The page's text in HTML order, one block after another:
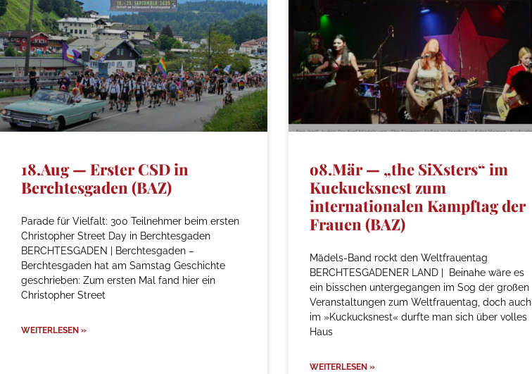
18.Aug — Erster CSD in
Berchtesgaden (BAZ)
Parade für Vielfalt: 300 Teilnehmer beim ersten
Christopher Street Day in Berchtesgaden
BERCHTESGADEN | Berchtesgaden –
Berchtesgaden hat am Samstag Geschichte
geschrieben: Zum ersten Mal fand hier ein
Christopher Street
WEITERLESEN »
o8.Mär — „the SiXsters“ im
Kuckucksnest zum
internationalen Kampftag der
Frauen (BAZ)
Mädels-Band rockt den Weltfrauentag
BERCHTESGADENER LAND | Beinahe wäre es
ein bisschen untergegangen im Sog der großen
Veranstaltungen zum Weltfrauentag, doch auch
im »Kuckucksnest« durfte man sich über volles
Haus
WEITERLESEN »